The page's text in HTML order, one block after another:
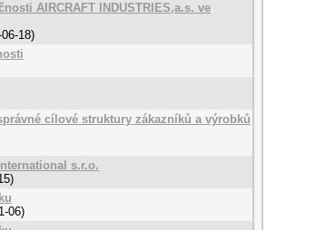
AIRCRAFT INDUSTRIES,a.s. ve
18)
cílové struktury zákazníků a výrobků
s.r.o.
)
06)